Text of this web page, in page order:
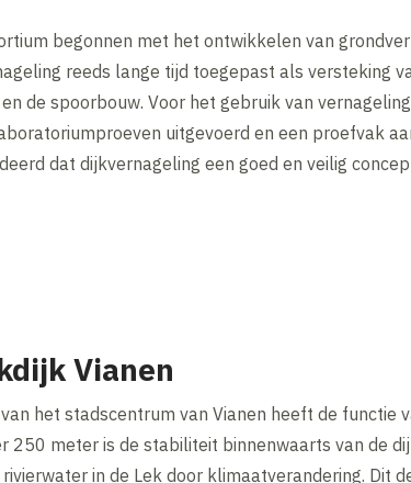
begonnen met het ontwikkelen van
reeds lange tijd toegepast als versteking
de spoorbouw. Voor het gebruik van
uitgevoerd en een proefvak
dat dijkvernageling een goed en veilig
Vianen
het stadscentrum van Vianen heeft de functie
250 meter is de stabiliteit binnenwaarts van de
in de Lek door klimaatverandering. Dit